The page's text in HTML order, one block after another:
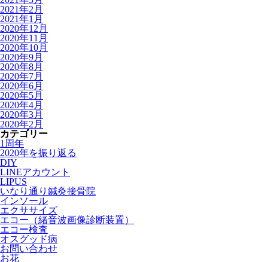
2021年2月
2021年1月
2020年12月
2020年11月
2020年10月
2020年9月
2020年8月
2020年7月
2020年6月
2020年5月
2020年4月
2020年3月
2020年2月
カテゴリー
1周年
2020年を振り返る
DIY
LINEアカウント
LIPUS
いなり通り鍼灸接骨院
インソール
エクササイズ
エコー（緒音波画像診断装置）
エコー検査
オスグッド病
お問い合わせ
お花